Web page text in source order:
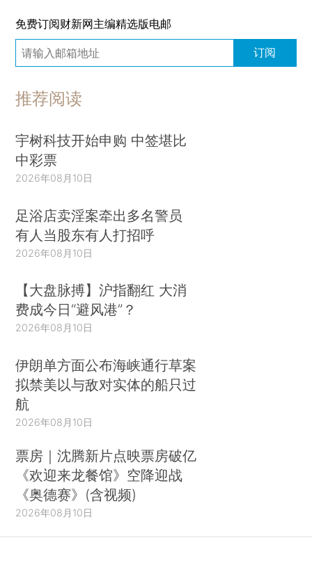
免费订阅财新网主编精选版电邮
订阅
推荐阅读
宇树科技开始申购 中签堪比
中彩票
2026年08月10日
足浴店卖淫案牵出多名警员
有人当股东有人打招呼
2026年08月10日
【大盘脉搏】沪指翻红 大消
费成今日“避风港”？
2026年08月10日
伊朗单方面公布海峡通行草案
拟禁美以与敌对实体的船只过
航
2026年08月10日
票房｜沈腾新片点映票房破亿
《欢迎来龙餐馆》空降迎战
《奥德赛》(含视频)
2026年08月10日